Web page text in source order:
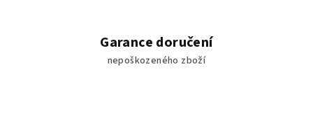
Garance doručení
nepoškozeného zboží